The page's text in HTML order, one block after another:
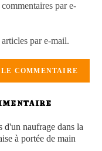
par e-
par e-mail.
d'un naufrage dans la
à portée de main